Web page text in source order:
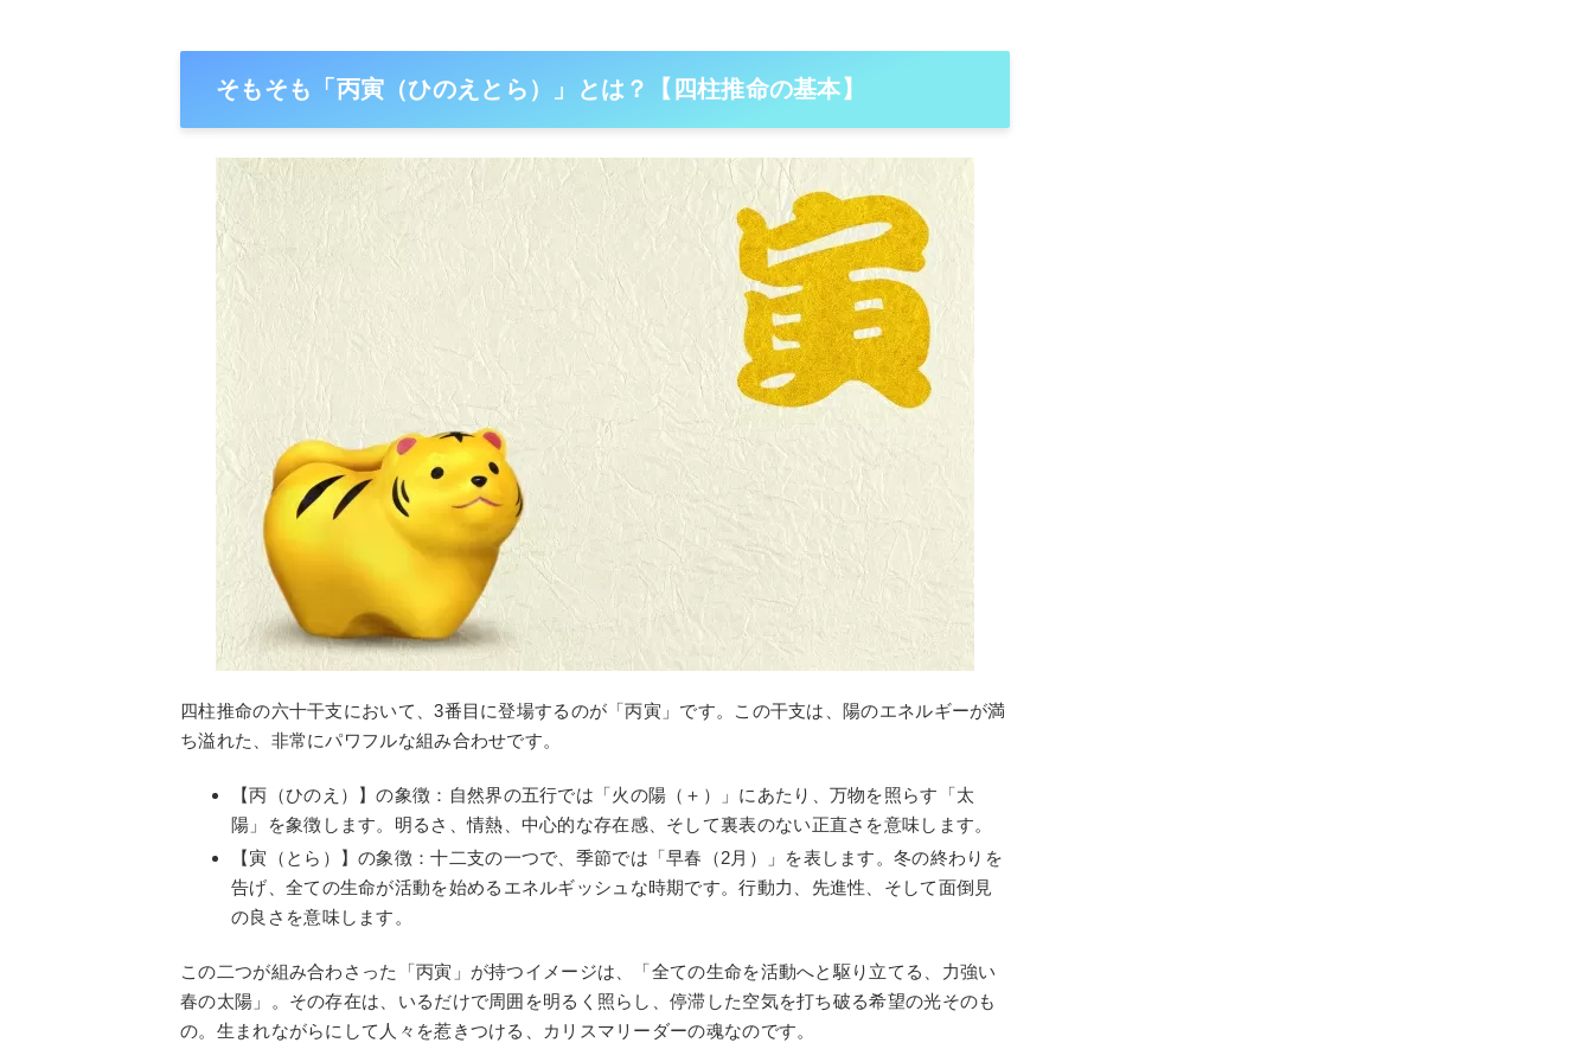
そもそも「丙寅（ひのえとら）」とは？【四柱推命の基本】
四柱推命の六十干支において、3番目に登場するのが「丙寅」です。この干支は、陽のエネルギーが満
ち溢れた、非常にパワフルな組み合わせです。
【丙（ひのえ）】の象徴：自然界の五行では「火の陽（＋）」にあたり、万物を照らす「太
陽」を象徴します。明るさ、情熱、中心的な存在感、そして裏表のない正直さを意味します。
【寅（とら）】の象徴：十二支の一つで、季節では「早春（2月）」を表します。冬の終わりを
告げ、全ての生命が活動を始めるエネルギッシュな時期です。行動力、先進性、そして面倒見
の良さを意味します。
この二つが組み合わさった「丙寅」が持つイメージは、「全ての生命を活動へと駆り立てる、力強い
春の太陽」。その存在は、いるだけで周囲を明るく照らし、停滞した空気を打ち破る希望の光そのも
の。生まれながらにして人々を惹きつける、カリスマリーダーの魂なのです。